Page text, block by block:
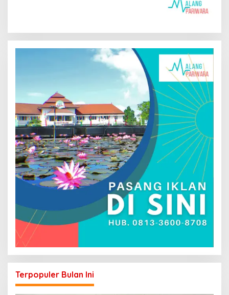
Terpopuler Bulan Ini